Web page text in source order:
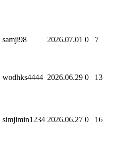
samji98 2026.07.01 0 7
wodhks4444 2026.06.29 0 13
simjimin1234 2026.06.27 0 16